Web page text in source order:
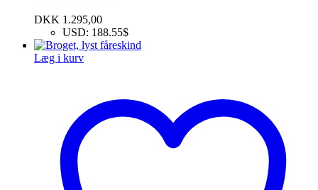
DKK 1.295,00
USD: 188.55$
Læg i kurv